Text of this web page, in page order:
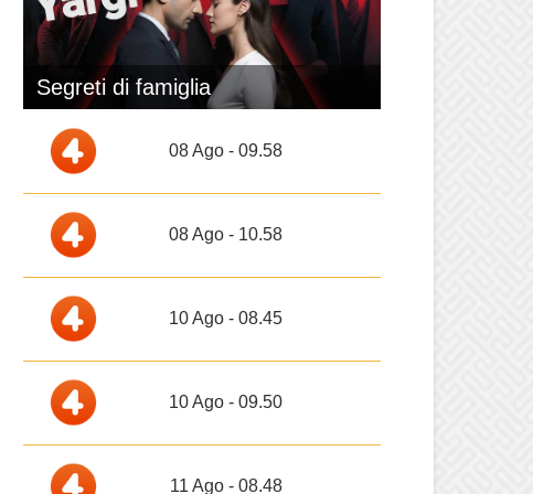
Segreti di famiglia
08 Ago - 09.58
08 Ago - 10.58
10 Ago - 08.45
10 Ago - 09.50
11 Ago - 08.48